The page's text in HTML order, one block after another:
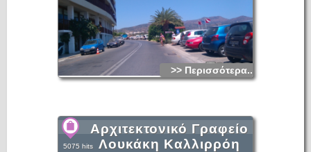
>> Περισσότερα...
Αρχιτεκτονικό Γραφείο
Λουκάκη Καλλιρρόη
5075 hits